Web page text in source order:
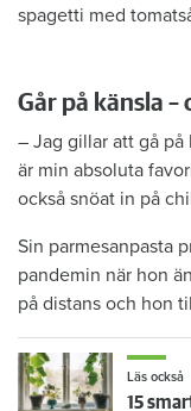
spagetti med
Går på känsla –
– Jag gillar att gå på
är min absoluta
också snöat in på
Sin parmesanpasta
pandemin när hon
på distans och hon
Läs också
15